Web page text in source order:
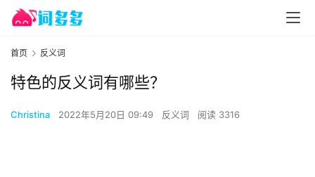
首页 反义词
特色的反义词有哪些？
Christina 2022年5月20日 09:49 反义词 阅读 3316